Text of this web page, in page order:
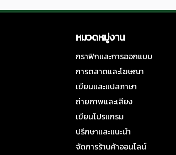
หมวดหมู่งาน
กราฟิกและการออกแบบ
การตลาดและโฆษณา
เขียนและแปลภาษา
ถ่ายภาพและเสียง
เขียนโปรแกรม
ปรึกษาและแนะนำ
จัดการร้านค้าออนไลน์